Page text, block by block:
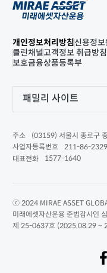
개인정보처리방침신용정보
클린채널고객정보 취급방침
보호금융상품등록부
패밀리 사이트
주소
(03159) 서울시 종로구
사업자등록번호
211-86-
대표전화
1577-1640
ⓒ 2024 MIRAE ASSET
미래에셋자산운용 준법감시인
제 25-0637호 (2025.08.29 ~